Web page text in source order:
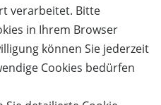
verarbeitet. Bitte
in Ihrem Browser
können Sie jederzeit
Cookies bedürfen